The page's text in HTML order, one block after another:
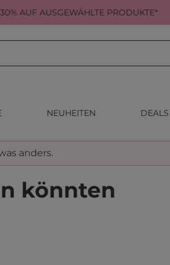
AUF AUSGEWÄHLTE PRODUKTE*
NEUHEITEN DEALS
anders.
könnten